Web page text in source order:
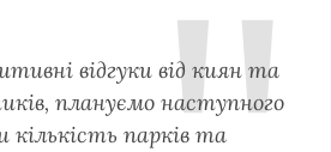
відгуки від киян та
плануємо наступного
парків та